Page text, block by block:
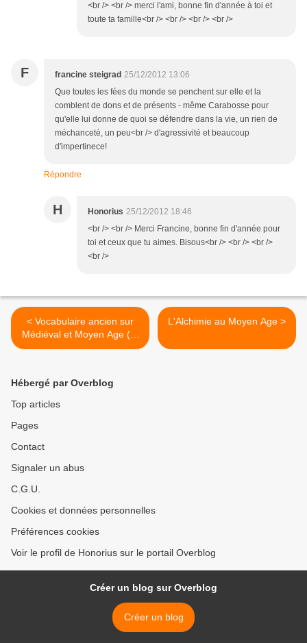
<br /> <br /> merci l'ami, bonne fin d'année à toi et
toute ta famille<br /> <br /> <br /> <br />
F francine steigrad 25/12/2012 13:06
Que toutes les fées du monde se penchent sur elle et la
comblent de dons et de présents - même Carabosse pour
qu'elle lui donne de quoi se défendre dans la vie, un rien de
méchanceté, un peu<br /> d'agressivité et beaucoup
d'impertinece!
Répondre
H Honorius 25/12/2012 18:46
<br /> <br /> Merci Francine, bonne fin d'année pour
toi et ceux que tu aimes. Bisous<br /> <br /> <br />
<br />
< Vocabulaire ancien sur
Médiéval et Moyen Age (A.
B)
L'Alchimie au Moyen Age >
Hébergé par Overblog
Top articles
Pages
Contact
Signaler un abus
C.G.U.
Cookies et données personnelles
Préférences cookies
Voir le profil de Honorius sur le portail Overblog
Créer un blog sur Overblog
Créer un blog